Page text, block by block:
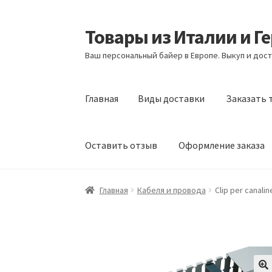
Перейти
к
навигации
Перейти
к
содержимому
Товары из Италии и
Ваш персональный байер в Европе. Выкуп и
Главная Виды доставки Заказать
Оставить отзыв Оформление заказа
Главная Виды доставки Заказать товары
Главная Кабеля и провода Clip per